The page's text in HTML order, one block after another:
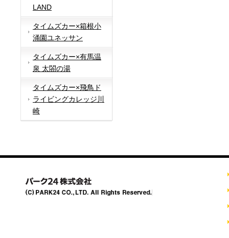
LAND
タイムズカー×箱根小
涌園ユネッサン
タイムズカー×有馬温
泉 太閤の湯
タイムズカー×飛鳥ド
ライビングカレッジ川
崎